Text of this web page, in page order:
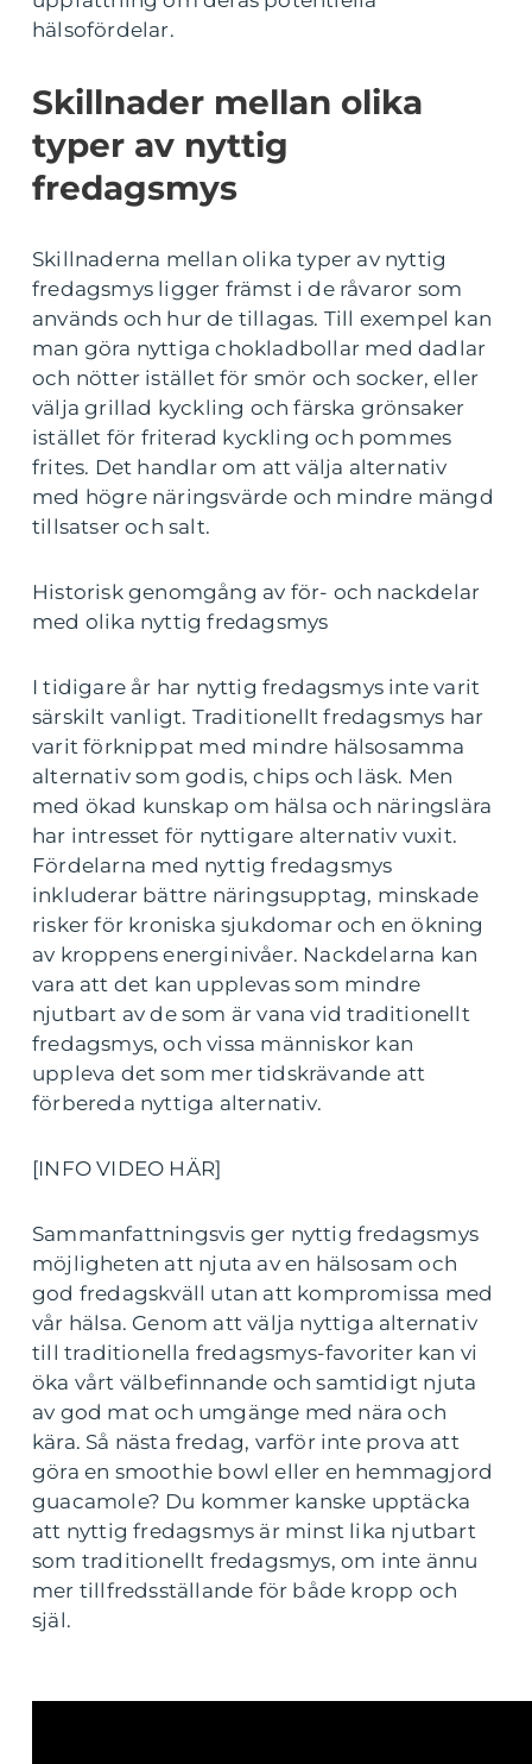
hälsofördelar.
Skillnader mellan olika
typer av nyttig
fredagsmys
Skillnaderna mellan olika typer av nyttig
fredagsmys ligger främst i de råvaror som
används och hur de tillagas. Till exempel kan
man göra nyttiga chokladbollar med dadlar
och nötter istället för smör och socker, eller
välja grillad kyckling och färska grönsaker
istället för friterad kyckling och pommes
frites. Det handlar om att välja alternativ
med högre näringsvärde och mindre mängd
tillsatser och salt.
Historisk genomgång av för- och nackdelar
med olika nyttig fredagsmys
I tidigare år har nyttig fredagsmys inte varit
särskilt vanligt. Traditionellt fredagsmys har
varit förknippat med mindre hälsosamma
alternativ som godis, chips och läsk. Men
med ökad kunskap om hälsa och näringslära
har intresset för nyttigare alternativ vuxit.
Fördelarna med nyttig fredagsmys
inkluderar bättre näringsupptag, minskade
risker för kroniska sjukdomar och en ökning
av kroppens energinivåer. Nackdelarna kan
vara att det kan upplevas som mindre
njutbart av de som är vana vid traditionellt
fredagsmys, och vissa människor kan
uppleva det som mer tidskrävande att
förbereda nyttiga alternativ.
[INFO VIDEO HÄR]
Sammanfattningsvis ger nyttig fredagsmys
möjligheten att njuta av en hälsosam och
god fredagskväll utan att kompromissa med
vår hälsa. Genom att välja nyttiga alternativ
till traditionella fredagsmys-favoriter kan vi
öka vårt välbefinnande och samtidigt njuta
av god mat och umgänge med nära och
kära. Så nästa fredag, varför inte prova att
göra en smoothie bowl eller en hemmagjord
guacamole? Du kommer kanske upptäcka
att nyttig fredagsmys är minst lika njutbart
som traditionellt fredagsmys, om inte ännu
mer tillfredsställande för både kropp och
själ.